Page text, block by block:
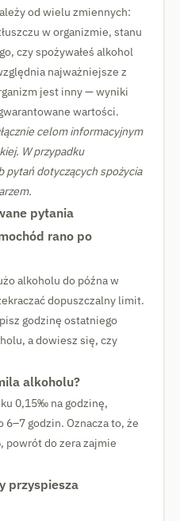
od wielu zmiennych:
w organizmie, stanu
czy spożywałeś alkohol
najważniejsze z
jest inny — wyniki
wartości.
celom informacyjnym
W przypadku
dotyczących spożycia
pytania
rano po
alkoholu do późna w
dopuszczalny limit.
godzinę ostatniego
a dowiesz się, czy
alkoholu?
0,15‰ na godzinę,
godzin. Oznacza to, że
powrót do zera zajmie
przyspiesza